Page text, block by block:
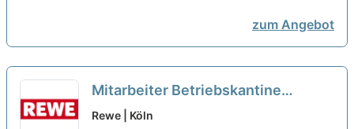
zum Angebot
Mitarbeiter Betriebskantine
(m/w/d)
Rewe | Köln